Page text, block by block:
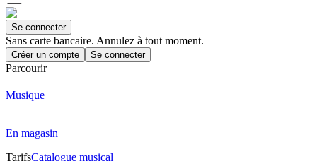
Se connecter
Sans carte bancaire. Annulez à tout moment.
Créer un compte Se connecter
Parcourir
Musique
En magasin
TarifsCatalogue musical